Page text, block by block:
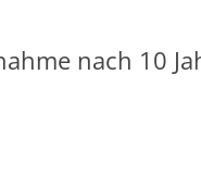
nach 10